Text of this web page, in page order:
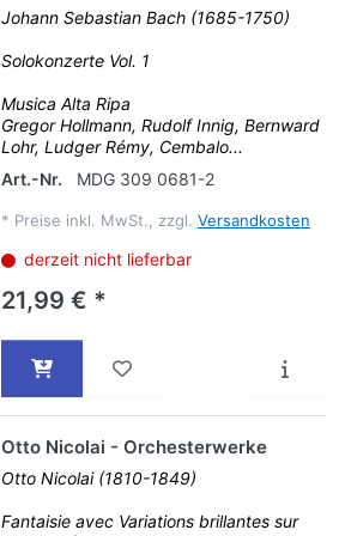
Johann Sebastian Bach (1685-1750)
Solokonzerte Vol. 1
Musica Alta Ripa
Gregor Hollmann, Rudolf Innig, Bernward
Lohr, Ludger Rémy, Cembalo...
Art.-Nr.
MDG 309 0681-2
* Preise inkl. MwSt., zzgl. Versandkosten
derzeit nicht lieferbar
21,99 € *
Otto Nicolai - Orchesterwerke
Otto Nicolai (1810-1849)
Fantaisie avec Variations brillantes sur